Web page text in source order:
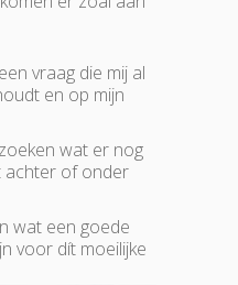
vraag die mij al
en op mijn
wat er nog
achter of onder
wat een goede
voor dít moeilijke